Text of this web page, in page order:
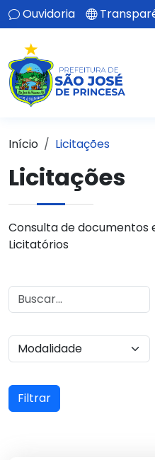
Ouvidoria
Início Licitações
Licitações
Consulta de documentos
Licitatórios
Filtrar